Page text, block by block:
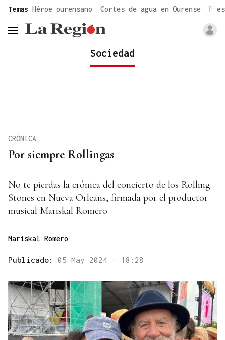
common.go-to-content
Temas Héroe ourensano Cortes de agua en Ourense
header.menu.open
Sociedad
Por siempre Rollingas
CRÓNICA
No te pierdas la crónica del concierto de los Rolling
Stones en Nueva Orleans, firmada por el productor
musical Mariskal Romero
Mariskal Romero
Publicado: 05 May 2024 - 18:28